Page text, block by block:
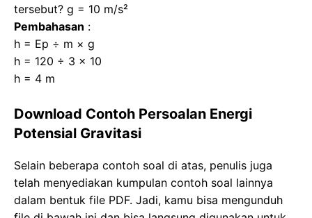
tersebut? g = 10 m/s²
Pembahasan :
h = Ep ÷ m × g
h = 120 ÷ 3 × 10
h = 4 m
Download Contoh Persoalan Energi
Potensial Gravitasi
Selain beberapa contoh soal di atas, penulis juga
telah menyediakan kumpulan contoh soal lainnya
dalam bentuk file PDF. Jadi, kamu bisa mengunduh